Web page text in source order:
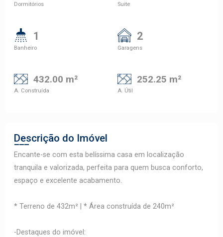
Dormitórios Suite
1
Banheiro
2
Garagens
432.00 m²
A. Construída
252.25 m²
A. Útil
Descrição do Imóvel
Encante-se com esta belíssima casa em localização
tranquila e valorizada, perfeita para quem busca conforto,
espaço e excelente acabamento.
* Terreno de 432m² | * Área construída de 240m²
-Destaques do imóvel: